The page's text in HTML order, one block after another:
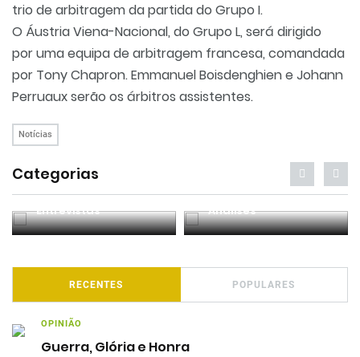
trio de arbitragem da partida do Grupo I.
O Áustria Viena-Nacional, do Grupo L, será dirigido
por uma equipa de arbitragem francesa, comandada
por Tony Chapron. Emmanuel Boisdenghien e Johann
Perruaux serão os árbitros assistentes.
Notícias
Categorias
Entrevistas Análises
RECENTES POPULARES
OPINIÃO
Guerra, Glória e Honra